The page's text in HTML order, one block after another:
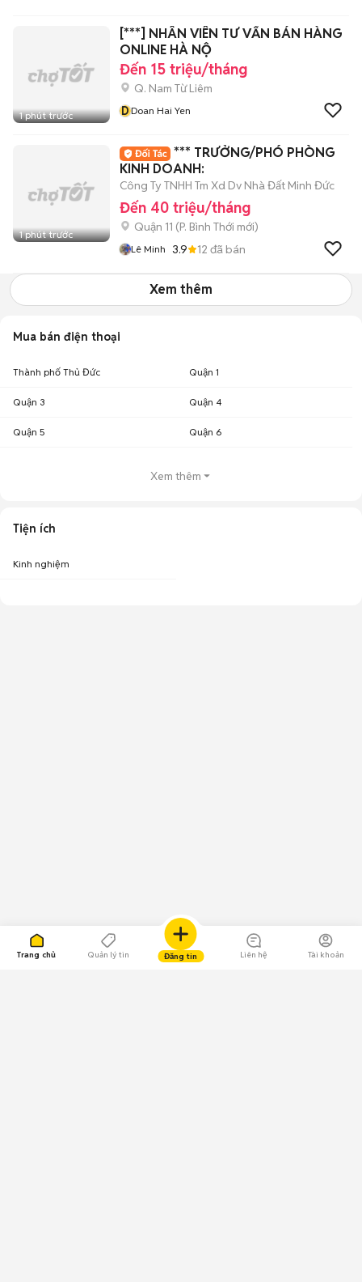
Trang chủ Quản lý tin Đăng tin Liên hệ Tài khoản
1 phút trước
[***] NHÂN VIÊN TƯ VẤN BÁN HÀNG
ONLINE HÀ NỘ
Đến 15 triệu/tháng
Q. Nam Từ Liêm
DDoan Hai Yen
1 phút trước
*** TRƯỞNG/PHÓ PHÒNG
KINH DOANH:
Công Ty TNHH Tm Xd Dv Nhà Đất Minh Đức
Đến 40 triệu/tháng
Quận 11 (P. Bình Thới mới)
Lê Minh 3.9 12 đã bán
Xem thêm
Mua bán điện thoại
Thành phố Thủ Đức Quận 1
Quận 3 Quận 4
Quận 5 Quận 6
Xem thêm
Tiện ích
Kinh nghiệm